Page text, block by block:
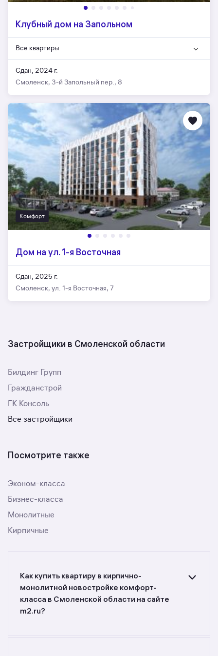
Клубный дом на Запольном
Все квартиры
Сдан, 2024 г.
Смоленск, 3-й Запольный пер., 8
Комфорт
Дом на ул. 1-я Восточная
Сдан, 2025 г.
Смоленск, ул. 1-я Восточная, 7
Застройщики в Смоленской области
Билдинг Групп
Гражданстрой
ГК Консоль
Все застройщики
Посмотрите также
Эконом-класса
Бизнес-класса
Монолитные
Кирпичные
Как купить квартиру в кирпично-
монолитной новостройке комфорт-
класса в Смоленской области на сайте
m2.ru?